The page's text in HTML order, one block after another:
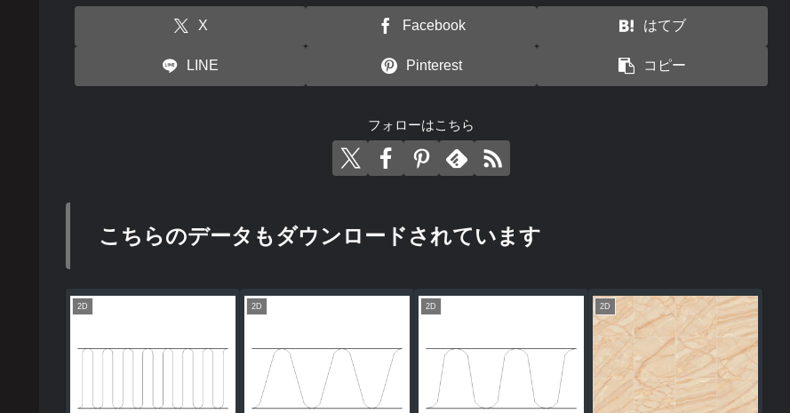
X Facebook はてブ
LINE Pinterest コピー
フォローはこちら
こちらのデータもダウンロードされています
2D 2D 2D 2D